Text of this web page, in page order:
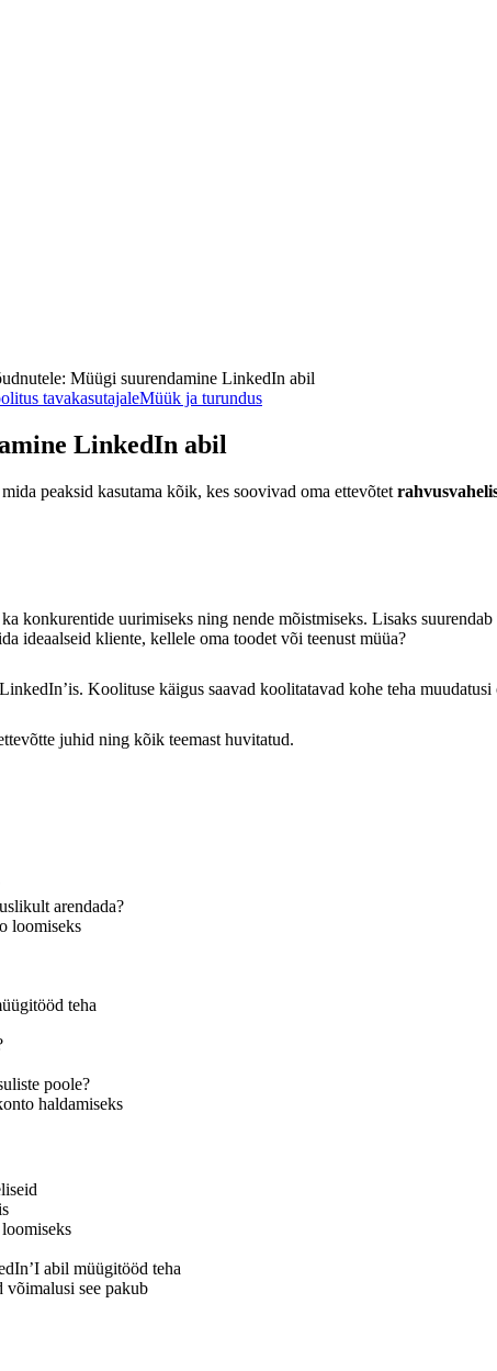
Müügi suurendamine LinkedIn abil
tavakasutajaleMüük ja turundus
LinkedIn abil
mida peaksid kasutama kõik, kes soovivad oma ettevõtet
konkurentide uurimiseks ning nende mõistmiseks. Lisaks
ideaalseid kliente, kellele oma toodet või teenust müüa?
Koolituse käigus saavad koolitatavad kohe teha
juhid ning kõik teemast huvitatud.
arendada?
loomiseks
teha
poole?
haldamiseks
abil müügitööd teha
võimalusi see pakub